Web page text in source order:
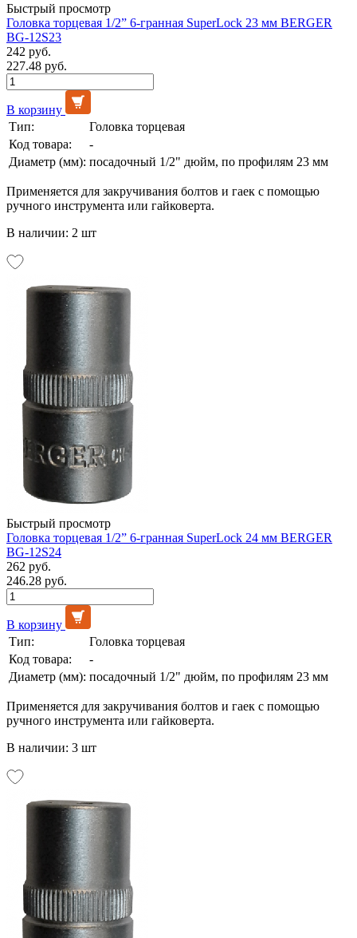
Быстрый просмотр
Головка торцевая 1/2” 6-гранная SuperLock 23 мм BERGER
BG-12S23
242 руб.
227.48 руб.
В корзину
Тип:
Головка торцевая
Код товара:
-
Диаметр (мм): посадочный 1/2" дюйм, по профилям 23 мм
Применяется для закручивания болтов и гаек с помощью
ручного инструмента или гайковерта.
В наличии: 2 шт
Быстрый просмотр
Головка торцевая 1/2” 6-гранная SuperLock 24 мм BERGER
BG-12S24
262 руб.
246.28 руб.
В корзину
Тип:
Головка торцевая
Код товара:
-
Диаметр (мм): посадочный 1/2" дюйм, по профилям 23 мм
Применяется для закручивания болтов и гаек с помощью
ручного инструмента или гайковерта.
В наличии: 3 шт